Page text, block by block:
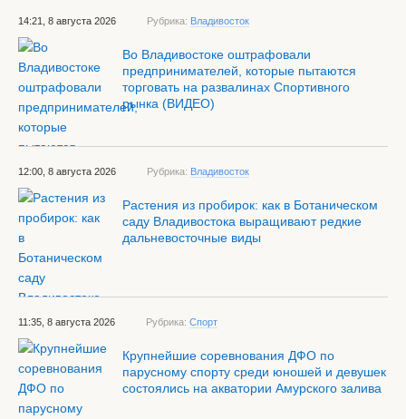
14:21, 8 августа 2026 Рубрика: Владивосток
Во Владивостоке оштрафовали
предпринимателей, которые пытаются
торговать на развалинах Спортивного
рынка (ВИДЕО)
12:00, 8 августа 2026 Рубрика: Владивосток
Растения из пробирок: как в Ботаническом
саду Владивостока выращивают редкие
дальневосточные виды
11:35, 8 августа 2026 Рубрика: Спорт
Крупнейшие соревнования ДФО по
парусному спорту среди юношей и девушек
состоялись на акватории Амурского залива